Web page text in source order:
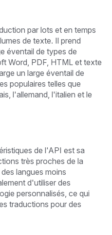
par lots et en temps
de texte. Il prend
éventail de types de
Word, PDF, HTML et texte
un large éventail de
populaires telles que
l'allemand, l'italien et le
de l'API est sa
très proches de la
langues moins
d'utiliser des
personnalisés, ce qui
traductions pour des